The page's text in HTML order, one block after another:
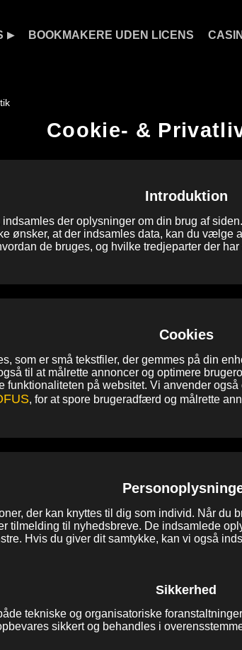
BOOKMAKERE UDEN LICENS
Cookie- &
Introduktion
der oplysninger om din brug af
ønsker, at der indsamles data, kan du vælge
de bruges, og hvilke tredjeparter der
Cookies
som er små tekstfiler, der gemmes på din
til at målrette annoncer og optimere
på websitet. Vi anvender
, for at spore brugeradfærd og målrette
der kan knyttes til dig som individ. Når du
tilmelding til nyhedsbreve. De indsamlede
Hvis du giver dit samtykke, kan vi også
Sikkerhed
tekniske og organisatoriske
sikkert og behandles i